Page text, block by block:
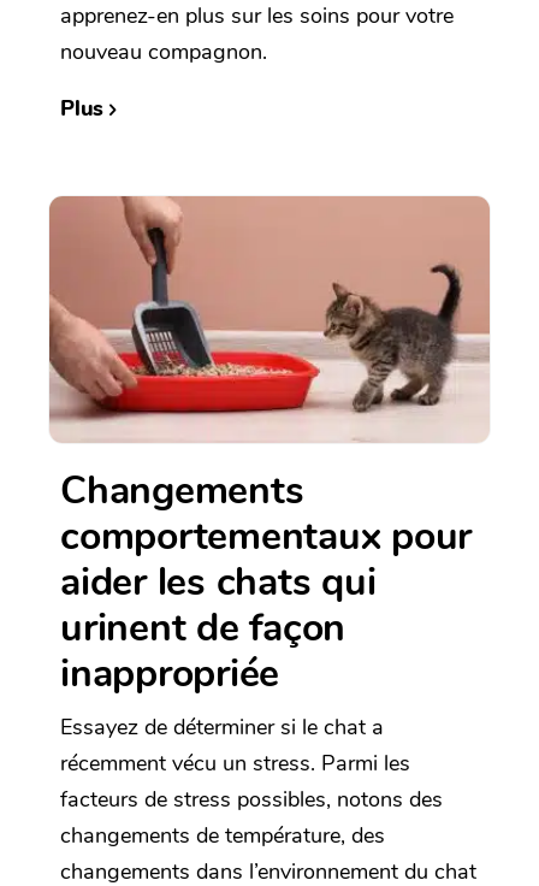
apprenez-en plus sur les soins pour votre
nouveau compagnon.
Plus
Changements
comportementaux pour
aider les chats qui
urinent de façon
inappropriée
Essayez de déterminer si le chat a
récemment vécu un stress. Parmi les
facteurs de stress possibles, notons des
changements de température, des
changements dans l’environnement du chat